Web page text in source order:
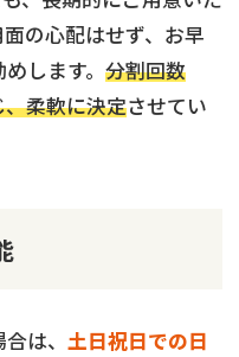
の心配はせず、お早
します。 分割回数
柔軟に決定させてい
は、 土日祝日での日